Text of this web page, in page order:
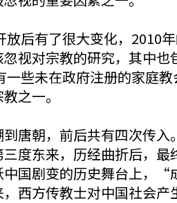
后有了很大变化，2010
视对宗教的研究，其中
些未在政府注册的家庭
之一。
唐朝，前后共有四次传
度东来，历经曲折后，
国剧变的历史舞台上，
西方传教士对中国社会